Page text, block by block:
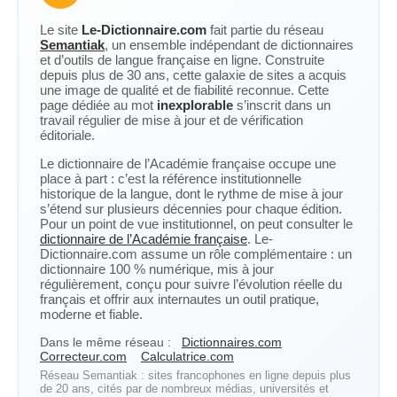
Le site Le-Dictionnaire.com fait partie du réseau
Semantiak, un ensemble indépendant de dictionnaires
et d’outils de langue française en ligne. Construite
depuis plus de 30 ans, cette galaxie de sites a acquis
une image de qualité et de fiabilité reconnue. Cette
page dédiée au mot inexplorable s’inscrit dans un
travail régulier de mise à jour et de vérification
éditoriale.
Le dictionnaire de l’Académie française occupe une
place à part : c’est la référence institutionnelle
historique de la langue, dont le rythme de mise à jour
s’étend sur plusieurs décennies pour chaque édition.
Pour un point de vue institutionnel, on peut consulter le
dictionnaire de l’Académie française. Le-
Dictionnaire.com assume un rôle complémentaire : un
dictionnaire 100 % numérique, mis à jour
régulièrement, conçu pour suivre l’évolution réelle du
français et offrir aux internautes un outil pratique,
moderne et fiable.
Dans le même réseau :
Dictionnaires.com
Correcteur.com
Calculatrice.com
Réseau Semantiak : sites francophones en ligne depuis plus
de 20 ans, cités par de nombreux médias, universités et